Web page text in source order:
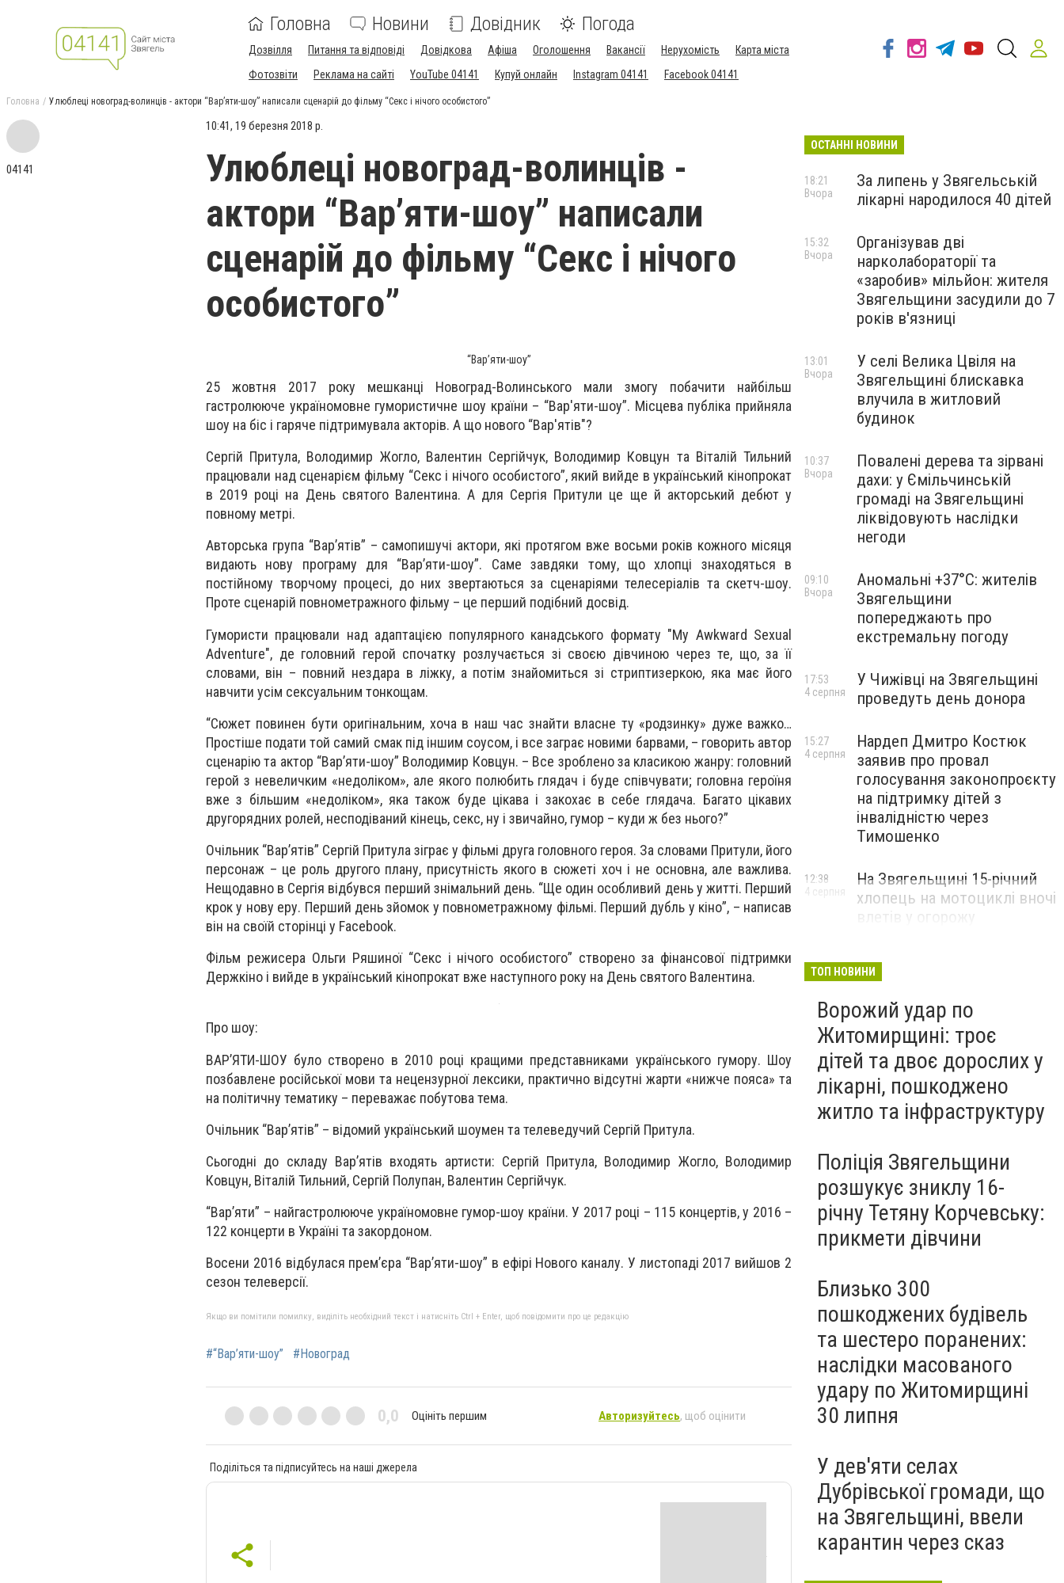
Головна Новини Довідник Погода
Дозвілля Питання та відповіді Довідкова Афіша Оголошення Вакансії Нерухомість
Карта міста
Фотозвіти
Реклама на сайті YouTube 04141 Купуй онлайн Instagram 04141 Facebook 04141
Головна Улюблеці новоград-волинців - актори “Вар’яти-шоу” написали сценарій до фільму “Секс і нічого особистого”
04141
10:41, 19 березня 2018 р.
Улюблеці новоград-волинців -
актори “Вар’яти-шоу” написали
сценарій до фільму “Секс і нічого
особистого”
“Вар’яти-шоу”
25 жовтня 2017 року мешканці Новоград-Волинського мали змогу побачити найбільш
гастролююче україномовне гумористичне шоу країни – “Вар'яти-шоу”. Місцева публіка прийняла
шоу на біс і гаряче підтримувала акторів. А що нового “Вар'ятів"?
Сергій Притула, Володимир Жогло, Валентин Сергійчук, Володимир Ковцун та Віталій Тильний
працювали над сценарієм фільму “Секс і нічого особистого”, який вийде в український кінопрокат
в 2019 році на День святого Валентина. А для Сергія Притули це ще й акторський дебют у
повному метрі.
Авторська група “Вар’ятів” – самопишучі актори, які протягом вже восьми років кожного місяця
видають нову програму для “Вар’яти-шоу”. Саме завдяки тому, що хлопці знаходяться в
постійному творчому процесі, до них звертаються за сценаріями телесеріалів та скетч-шоу.
Проте сценарій повнометражного фільму – це перший подібний досвід.
Гумористи працювали над адаптацією популярного канадського формату "My Awkward Sexual
Adventure", де головний герой спочатку розлучається зі своєю дівчиною через те, що, за її
словами, він – повний нездара в ліжку, а потім знайомиться зі стриптизеркою, яка має його
навчити усім сексуальним тонкощам.
“Сюжет повинен бути оригінальним, хоча в наш час знайти власне ту «родзинку» дуже важко…
Простіше подати той самий смак під іншим соусом, і все заграє новими барвами, – говорить автор
сценарію та актор “Вар’яти-шоу” Володимир Ковцун. – Все зроблено за класикою жанру: головний
герой з невеличким «недоліком», але якого полюбить глядач і буде співчувати; головна героїня
вже з більшим «недоліком», яка також буде цікава і закохає в себе глядача. Багато цікавих
другорядних ролей, несподіваний кінець, секс, ну і звичайно, гумор – куди ж без нього?”
Очільник “Вар’ятів” Сергій Притула зіграє у фільмі друга головного героя. За словами Притули, його
персонаж – це роль другого плану, присутність якого в сюжеті хоч і не основна, але важлива.
Нещодавно в Сергія відбувся перший знімальний день. “Ще один особливий день у житті. Перший
крок у нову еру. Перший день зйомок у повнометражному фільмі. Перший дубль у кіно”, – написав
він на своїй сторінці у Facebook.
Фільм режисера Ольги Ряшиної “Секс і нічого особистого” створено за фінансової підтримки
Держкіно і вийде в український кінопрокат вже наступного року на День святого Валентина.
Про шоу:
ВАР’ЯТИ-ШОУ було створено в 2010 році кращими представниками українського гумору. Шоу
позбавлене російської мови та нецензурної лексики, практично відсутні жарти «нижче пояса» та
на політичну тематику – переважає побутова тема.
Очільник “Вар’ятів” – відомий український шоумен та телеведучий Сергій Притула.
Сьогодні до складу Вар’ятів входять артисти: Сергій Притула, Володимир Жогло, Володимир
Ковцун, Віталій Тильний, Сергій Полупан, Валентин Сергійчук.
“Вар’яти” – найгастролююче україномовне гумор-шоу країни. У 2017 році – 115 концертів, у 2016 –
122 концерти в Україні та закордоном.
Восени 2016 відбулася прем’єра “Вар’яти-шоу” в ефірі Нового каналу. У листопаді 2017 вийшов 2
сезон телеверсії.
Якщо ви помітили помилку, виділіть необхідний текст і натисніть Ctrl + Enter, щоб повідомити про це редакцію
#“Вар’яти-шоу” #Новоград
0,0 Оцініть першим Авторизуйтесь, щоб оцінити
Поділіться та підписуйтесь на наші джерела
ОСТАННІ НОВИНИ
За липень у Звягельській
лікарні народилося 40 дітей
18:21
Вчора
Організував дві
нарколабораторії та
«заробив» мільйон: жителя
Звягельщини засудили до 7
років в'язниці
15:32
Вчора
У селі Велика Цвіля на
Звягельщині блискавка
влучила в житловий
будинок
13:01
Вчора
Повалені дерева та зірвані
дахи: у Ємільчинській
громаді на Звягельщині
ліквідовують наслідки
негоди
10:37
Вчора
Аномальні +37°C: жителів
Звягельщини
попереджають про
екстремальну погоду
09:10
Вчора
У Чижівці на Звягельщині
проведуть день донора
17:53
4 серпня
Нардеп Дмитро Костюк
заявив про провал
голосування законопроєкту
на підтримку дітей з
інвалідністю через
Тимошенко
15:27
4 серпня
На Звягельщині 15-річний
хлопець на мотоциклі вночі
12:38
4 серпня
ТОП НОВИНИ
Ворожий удар по
Житомирщині: троє
дітей та двоє дорослих у
лікарні, пошкоджено
житло та інфраструктуру
Поліція Звягельщини
розшукує зниклу 16-
річну Тетяну Корчевську:
прикмети дівчини
Близько 300
пошкоджених будівель
та шестеро поранених:
наслідки масованого
удару по Житомирщині
30 липня
У дев'яти селах
Дубрівської громади, що
на Звягельщині, ввели
карантин через сказ